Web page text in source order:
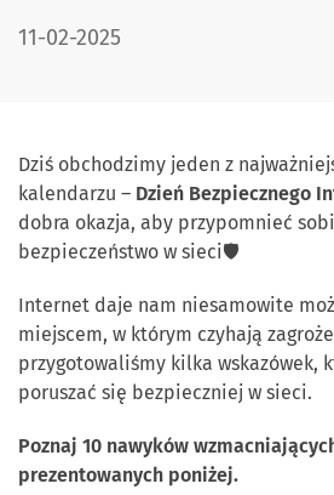
DATA PUBLIKACJI:
11-02-2025
Dziś obchodzimy jeden z
kalendarzu – Dzień Bezpiecznego
dobra okazja, aby przypomnieć
bezpieczeństwo w sieci🛡
Internet daje nam niesamowite
miejscem, w którym czyhają
przygotowaliśmy kilka wskazówek,
poruszać się bezpieczniej w sieci.
Poznaj 10 nawyków
prezentowanych poniżej.